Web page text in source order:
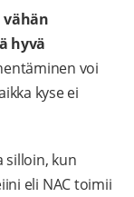
hyvä
voi
kyse ei
silloin, kun
eli NAC toimii